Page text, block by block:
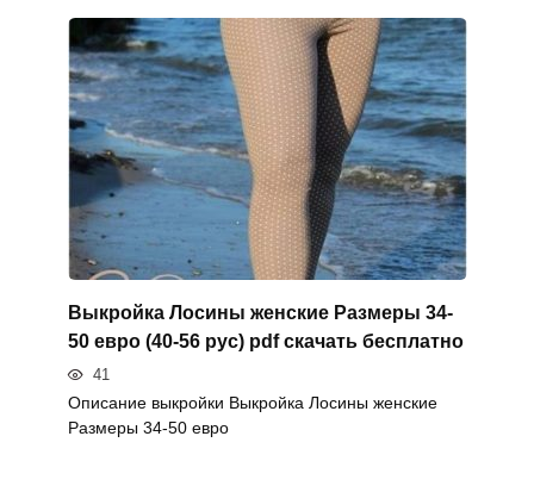
Выкройка Лосины женские Размеры 34-
50 евро (40-56 рус) pdf скачать бесплатно
41
Описание выкройки Выкройка Лосины женские
Размеры 34-50 евро